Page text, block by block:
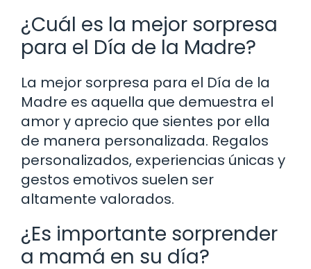
¿Cuál es la mejor sorpresa
para el Día de la Madre?
La mejor sorpresa para el Día de la
Madre es aquella que demuestra el
amor y aprecio que sientes por ella
de manera personalizada. Regalos
personalizados, experiencias únicas y
gestos emotivos suelen ser
altamente valorados.
¿Es importante sorprender
a mamá en su día?